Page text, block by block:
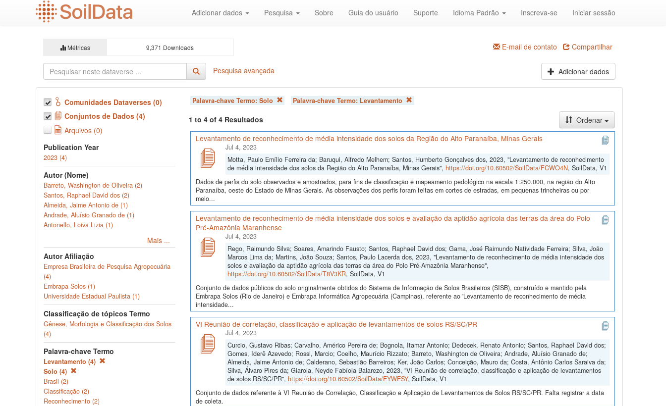
Adicionar dados Pesquisa Sobre Guia do usuário Suporte Idioma Padrão Inscreva-se Iniciar sessão
Métricas 9,371 Downloads E-mail de contato Compartilhar
Pesquisa avançada Adicionar dados
Comunidades Dataverses (0)
Conjuntos de Dados (4)
Arquivos (0)
Publication Year
2023 (4)
Autor (Nome)
Barreto, Washington de Oliveira (2)
Santos, Raphael David dos (2)
Almeida, Jaime Antonio de (1)
Andrade, Aluísio Granado de (1)
Antonello, Loiva Lizia (1)
Mais ...
Autor Afiliação
Empresa Brasileira de Pesquisa Agropecuária
(4)
Embrapa Solos (1)
Universidade Estadual Paulista (1)
Classificação de tópicos Termo
Gênese, Morfologia e Classificação dos Solos
(4)
Palavra-chave Termo
Levantamento (4)
Solo (4)
Brasil (2)
Classificação (2)
Reconhecimento (2)
Palavra-chave Termo: Solo Palavra-chave Termo: Levantamento
1 to 4 of 4 Resultados
Ordenar
Levantamento de reconhecimento de média intensidade dos solos da Região do Alto Paranaíba, Minas Gerais
Jul 4, 2023
Motta, Paulo Emílio Ferreira da; Baruqui, Alfredo Melhem; Santos, Humberto Gonçalves dos, 2023, "Levantamento de reconhecimento
de média intensidade dos solos da Região do Alto Paranaíba, Minas Gerais", https://doi.org/10.60502/SoilData/FCWO4N, SoilData, V1
Dados de perfis do solo observados e amostrados, para fins de classificação e mapeamento pedológico na escala 1:250.000, na região do Alto
Paranaíba, oeste do Estado de Minas Gerais. As observações dos perfis foram feitas em cortes de estradas, em pequenas trincheiras ou por
meio...
Levantamento de reconhecimento de média intensidade dos solos e avaliação da aptidão agrícola das terras da área do Polo
Pré-Amazônia Maranhense
Jul 4, 2023
Rego, Raimundo Silva; Soares, Amarindo Fausto; Santos, Raphael David dos; Gama, José Raimundo Natividade Ferreira; Silva, João
Marcos Lima da; Martins, João Souza; Santos, Paulo Lacerda dos, 2023, "Levantamento de reconhecimento de média intensidade dos
solos e avaliação da aptidão agrícola das terras da área do Polo Pré-Amazônia Maranhense",
https://doi.org/10.60502/SoilData/T8V3KR, SoilData, V1
Conjunto de dados públicos do solo originalmente obtidos do Sistema de Informação de Solos Brasileiros (SISB), construído e mantido pela
Embrapa Solos (Rio de Janeiro) e Embrapa Informática Agropecuária (Campinas), referente ao 'Levantamento de reconhecimento de média
intensidade...
VI Reunião de correlação, classificação e aplicação de levantamentos de solos RS/SC/PR
Jul 4, 2023
Curcio, Gustavo Ribas; Carvalho, Américo Pereira de; Bognola, Itamar Antonio; Dedecek, Renato Antonio; Santos, Raphael David dos;
Gomes, Iderê Azevedo; Rossi, Marcio; Coelho, Maurício Rizzato; Barreto, Washington de Oliveira; Andrade, Aluísio Granado de;
Almeida, Jaime Antonio de; Calderano, Sebastião Barreiros; Ker, João Carlos; Conceição, Mauro da; Costa, Antônio Carlos Saraiva da;
Silva, Álvaro Pires da; Giarola, Neyde Fabíola Balarezo, 2023, "VI Reunião de correlação, classificação e aplicação de levantamentos
de solos RS/SC/PR", https://doi.org/10.60502/SoilData/EYWESY, SoilData, V1
Conjunto de dados referente à VI Reunião de Correlação, Classificação e Aplicação de Levantamentos de Solos RS/SC/PR. Falta registrar a data
de coleta.